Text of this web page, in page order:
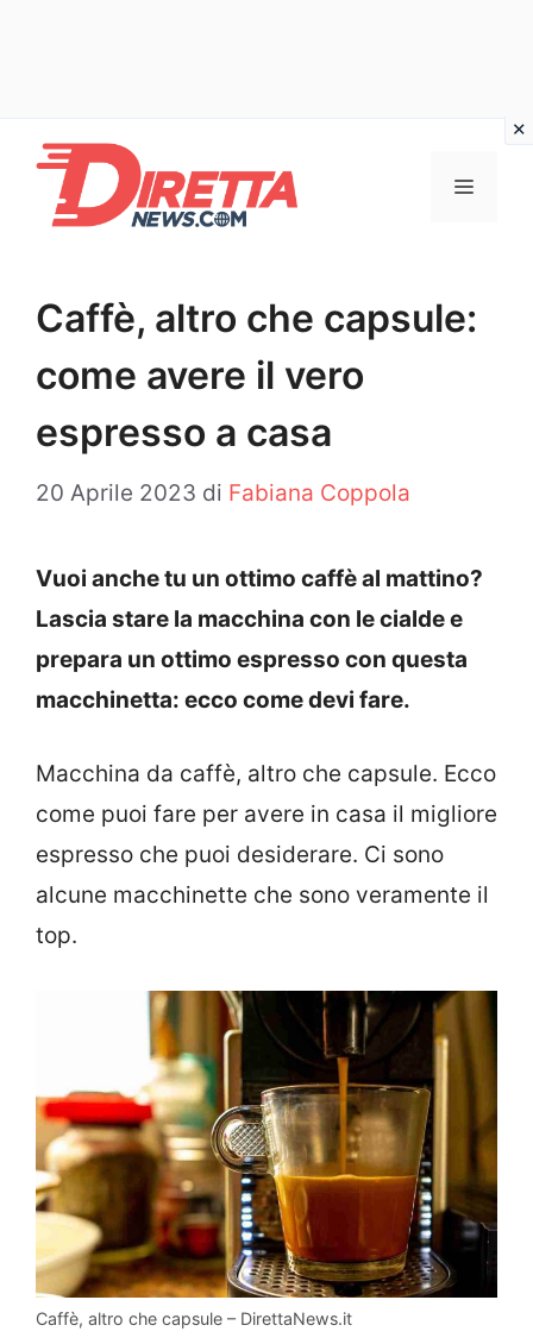
contenuto
Menu
Caffè, altro che capsule:
come avere il vero
espresso a casa
20 Aprile 2023 di Fabiana Coppola
Vuoi anche tu un ottimo caffè al mattino?
Lascia stare la macchina con le cialde e
prepara un ottimo espresso con questa
macchinetta: ecco come devi fare.
Macchina da caffè, altro che capsule. Ecco
come puoi fare per avere in casa il migliore
espresso che puoi desiderare. Ci sono
alcune macchinette che sono veramente il
top.
Caffè, altro che capsule – DirettaNews.it